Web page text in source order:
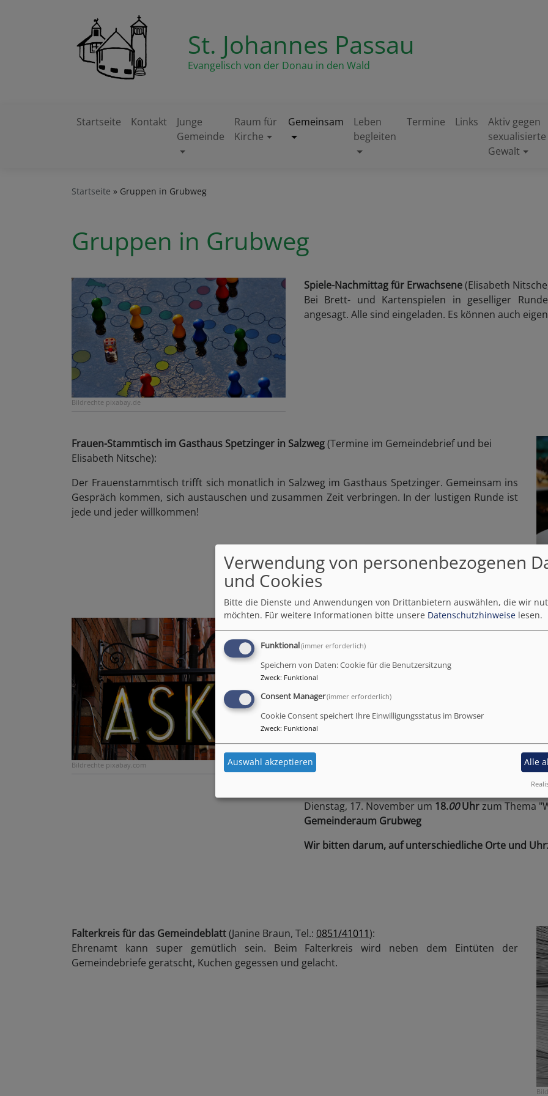
St. Johannes Passau
Evangelisch von der Donau in den Wald
Hauptnavigation
Startseite Kontakt
Junge
Gemeinde
Raum für
Kirche
Gemeinsam
Leben
begleiten
Termine Links
Aktiv gegen
sexualisierte
Gewalt
Startseite Gruppen in Grubweg
Gruppen in Grubweg
Bildrechte pixabay.de
Spiele-Nachmittag für Erwachsene(Elisabeth
Bei Brett- und Kartenspielen in geselliger
angesagt. Alle sind eingeladen. Es können auch
Frauen-Stammtisch im Gasthaus Spetzinger in Salzweg(Termine im Gemeindebrief und bei
Elisabeth Nitsche):
Der Frauenstammtisch trifft sich monatlich in Salzweg im Gasthaus Spetzinger. Gemeinsam ins
Gespräch kommen, sich austauschen und zusammen Zeit verbringen. In der lustigen Runde ist
jede und jeder willkommen!
Bildrechte pixabay.com
Gemeinsam Fragen - ein offener Austausch über
Bei unserer offenen Gesprächsrunde sind alle
Kirchenzugehörigkeit spielen keine Rolle. Es
für die Themen und Ansichten der anderen.
Die nächsten Treffen finden statt am
Dienstag, 14. Juli um
(Ort bitte bei Pfarrer Steensen erfragen)
Dienstag, 08. September um
zum Thema
Dienstag, 17. November um 18.00Uhrzum Thema
Gemeinderaum Grubweg
Wir bitten darum, auf unterschiedliche Orte und
Falterkreis für das Gemeindeblatt(Janine Braun, Tel.: 0851/41011):
Ehrenamt kann super gemütlich sein. Beim Falterkreis wird neben dem Eintüten der
Gemeindebriefe geratscht, Kuchen gegessen und gelacht.
Verwendung von personenbezogenen
und Cookies
Bitte die Dienste und Anwendungen von Drittanbietern auswählen, die wir
möchten. Für weitere Informationen bitte unsere Datenschutzhinweise lesen.
Funktional(immer erforderlich)
Speichern von Daten: Cookie für die Benutzersitzung
Zweck: Funktional
Consent Manager(immer erforderlich)
Cookie Consent speichert Ihre Einwilligungsstatus im Browser
Zweck: Funktional
Auswahl akzeptieren Alle